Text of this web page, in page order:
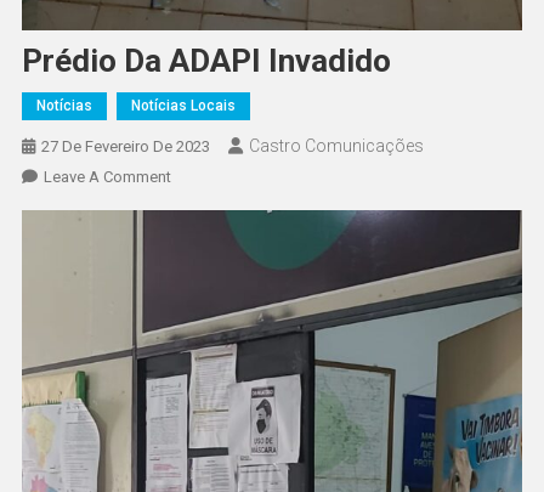
Prédio Da ADAPI Invadido
Notícias Notícias Locais
27 De Fevereiro De 2023 Castro Comunicações
Leave A Comment